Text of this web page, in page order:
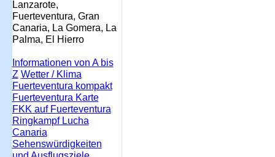
Informationen von A bis
Z Wetter / Klima
Fuerteventura kompakt
Fuerteventura Karte
FKK auf Fuerteventura
Ringkampf Lucha
Canaria
Sehenswürdigkeiten